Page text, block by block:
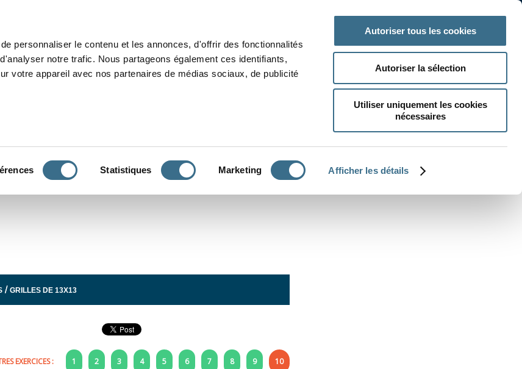
personnaliser le contenu et les annonces, d'offrir des fonctionnalités
notre trafic. Nous partageons également ces identifiants,
votre appareil avec nos partenaires de médias sociaux, de publicité
Statistiques Marketing Afficher les détails
Autoriser tous les cookies
Autoriser la sélection
Utiliser uniquement les cookies
nécessaires
/ GRILLES DE 13X13
EXERCICES : 1 2 3 4 5 6 7 8 9 10